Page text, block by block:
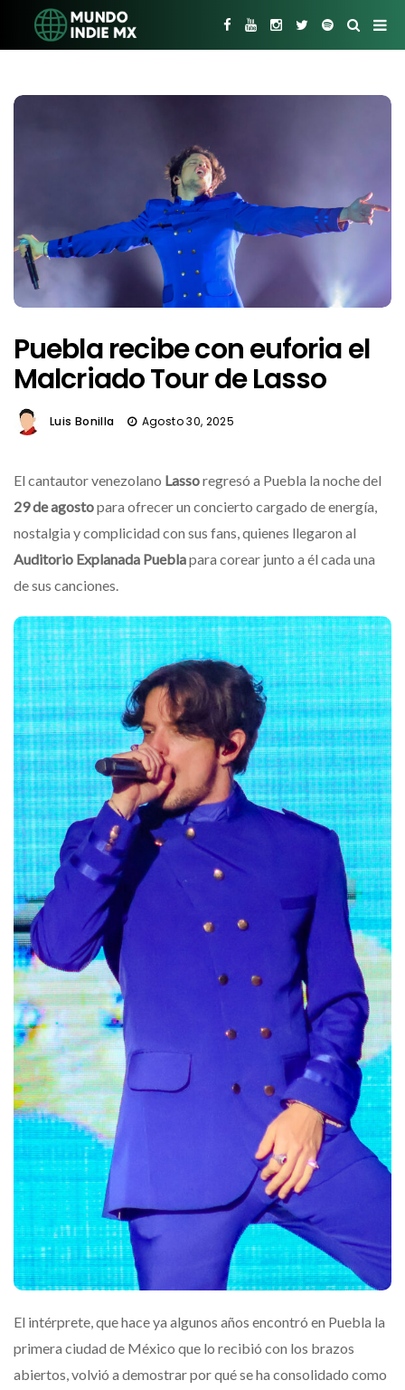
Puebla recibe con euforia el
Malcriado Tour de Lasso
Luis Bonilla Agosto 30, 2025
El cantautor venezolano Lassoregresó a Puebla la noche del
29 de agostopara ofrecer un concierto cargado de energía,
nostalgia y complicidad con sus fans, quienes llegaron al
Auditorio Explanada Pueblapara corear junto a él cada una
de sus canciones.
El intérprete, que hace ya algunos años encontró en Puebla la
primera ciudad de México que lo recibió con los brazos
abiertos, volvió a demostrar por qué se ha consolidado como